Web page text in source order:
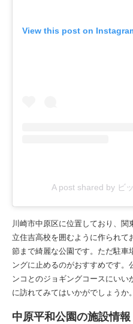
View this post on
A post shared by ビ
川崎市中原区に位置しており、
立住吉高校を囲むように作られ
節まで綺麗な公園です。ただ駐車
ングに止めるのがおすすめです。
ンコとのジョギングコースにい
に訪れてみてはいかがでしょうか。
中原平和公園の施設情報